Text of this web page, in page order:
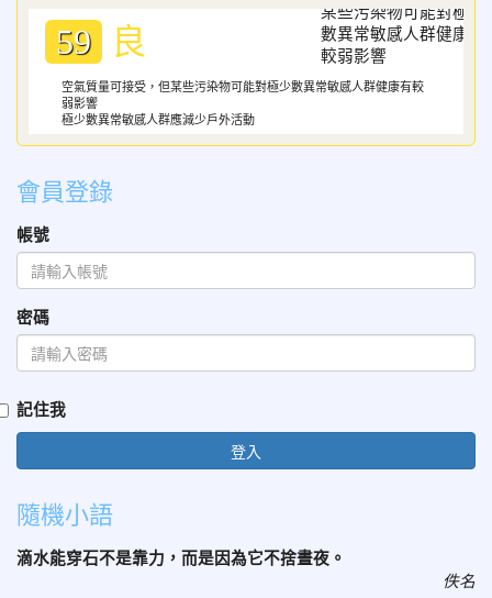
59 良
空氣質量可接受，但某些污染物可能對極少數異常敏感人群健康有較
弱影響
極少數異常敏感人群應減少戶外活動
會員登錄
帳號
密碼
記住我
登入
隨機小語
滴水能穿石不是靠力，而是因為它不捨晝夜。
佚名